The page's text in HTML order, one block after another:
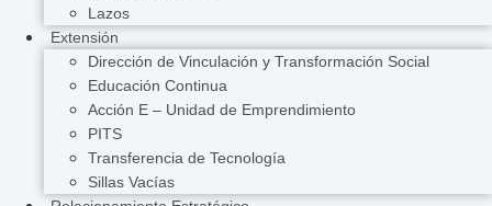
Lazos
Extensión
Dirección de Vinculación y Transformación Social
Educación Continua
Acción E – Unidad de Emprendimiento
PITS
Transferencia de Tecnología
Sillas Vacías